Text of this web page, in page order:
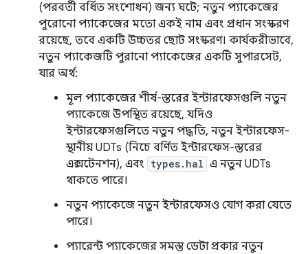
(পরবর্তী বর্ধিত সংশোধন) জন্য ঘটে; নতুন প্যাকেজের
পুরোনো প্যাকেজের মতো একই নাম এবং প্রধান সংস্করণ
রয়েছে, তবে একটি উচ্চতর ছোট সংস্করণ। কার্যকরীভাবে,
নতুন প্যাকেজটি পুরানো প্যাকেজের একটি সুপারসেট,
যার অর্থ:
মূল প্যাকেজের শীর্ষ-স্তরের ইন্টারফেসগুলি নতুন
প্যাকেজে উপস্থিত রয়েছে, যদিও
ইন্টারফেসগুলিতে নতুন পদ্ধতি, নতুন ইন্টারফেস-
স্থানীয় UDTs (নিচে বর্ণিত ইন্টারফেস-স্তরের
এক্সটেনশন), এবং types.hal এ নতুন UDTs
থাকতে পারে।
নতুন প্যাকেজে নতুন ইন্টারফেসও যোগ করা যেতে
পারে।
প্যারেন্ট প্যাকেজের সমস্ত ডেটা প্রকার নতুন